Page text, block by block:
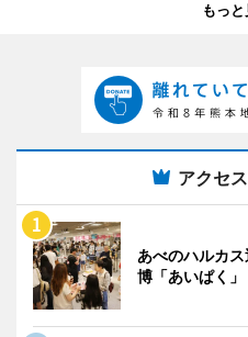
もっ
アクセ
あべのハルカ
博「あいぱく